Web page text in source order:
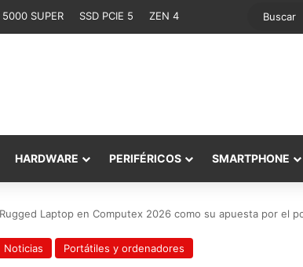
5000 SUPER SSD PCIE 5 ZEN 4
HARDWARE PERIFÉRICOS SMARTPHONE
Laptop en Computex 2026 como su apuesta por el
Noticias Portátiles y ordenadores